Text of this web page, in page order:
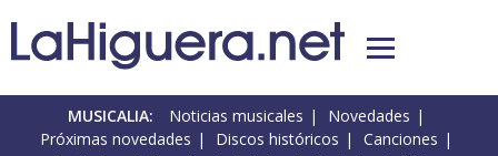
MUSICALIA: Noticias musicales
Novedades
Próximas novedades
Discos históricos
Canciones